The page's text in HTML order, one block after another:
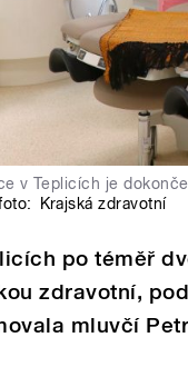
v Teplicích je
Krajská zdravotní
po téměř
zdravotní,
mluvčí